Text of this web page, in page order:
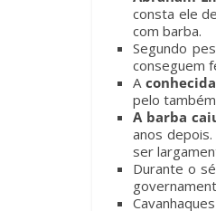
consta ele
com barba.
Segundo
conseguem
A
pelo
A barba
anos
ser
Durante o